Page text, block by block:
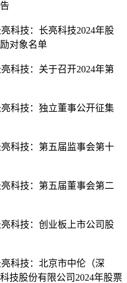
亮科技：长亮科技2024年股
对象名单
亮科技：关于召开2024年第
亮科技：独立董事公开征集
亮科技：第五届监事会第十
亮科技：第五届董事会第二
亮科技：创业板上市公司股
亮科技：北京市中伦（深
技股份有限公司2024年股票